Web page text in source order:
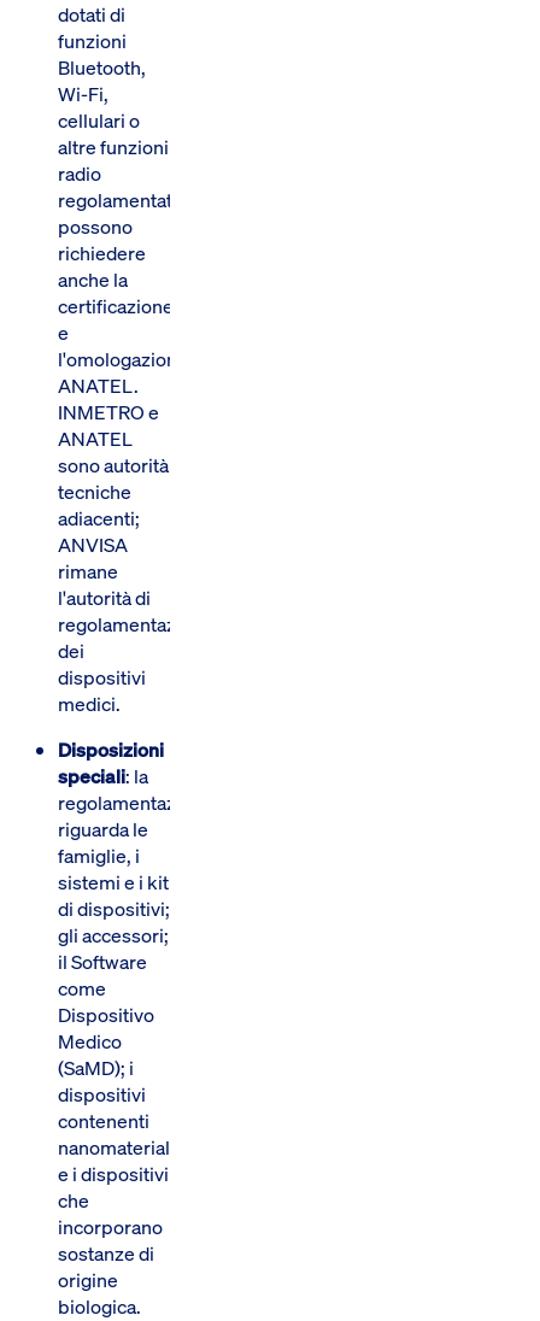
dotati di
funzioni
Bluetooth,
Wi-Fi,
cellulari o
altre funzioni
radio
regolamentate
possono
richiedere
anche la
certificazione
e
l'omologazione
ANATEL.
INMETRO e
ANATEL
sono autorità
tecniche
adiacenti;
ANVISA
rimane
l'autorità di
regolamentazione
dei
dispositivi
medici.
Disposizioni
speciali: la
regolamentazione
riguarda le
famiglie, i
sistemi e i kit
di dispositivi;
gli accessori;
il Software
come
Dispositivo
Medico
(SaMD); i
dispositivi
contenenti
nanomateriali
e i dispositivi
che
incorporano
sostanze di
origine
biologica.